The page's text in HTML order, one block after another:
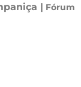
| Fórum